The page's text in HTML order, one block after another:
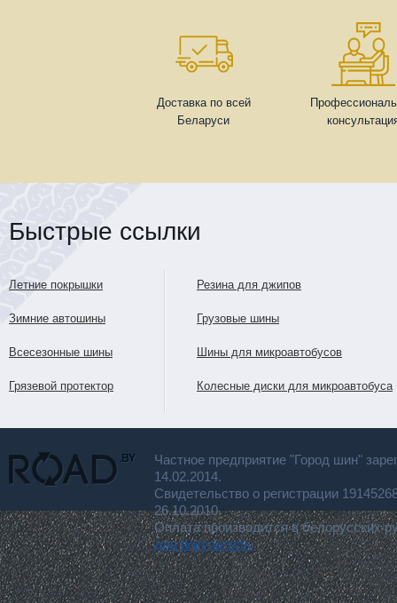
Доставка по всей
Беларуси
Быстрые ссылки
Летние покрышки
Зимние автошины
Всесезонные шины
Грязевой протектор
Резина для джипов
Грузовые шины
Шины для микроавтобусов
Колесные диски для микроавтобуса
Частное предприятие "Город шин"
14.02.2014.
Свидетельство о регистрации
26.10.2010.
Оплата производится в белорусских
для покупателя.